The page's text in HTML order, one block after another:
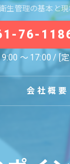
生管理の基本と
76-
9:00 〜 17:00 / [
会社概要